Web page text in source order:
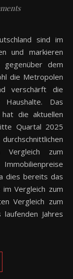
und markieren
dem
die Metropolen
verschärft die
Haushalte. Das
die aktuellen
Quartal 2025
zum
dies bereits das
Vergleich zum
Vergleich zum
Jahres